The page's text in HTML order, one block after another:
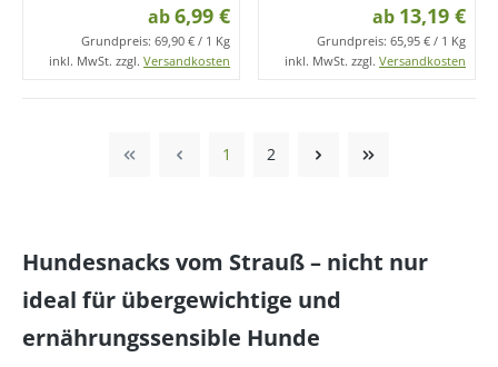
ab6,99 €
Grundpreis: 69,90 € / 1 Kg
inkl. MwSt. zzgl. Versandkosten
ab 13,19 €
Grundpreis: 65,95 € / 1 Kg
inkl. MwSt. zzgl. Versandkosten
1 2
Hundesnacks vom Strauß – nicht nur
ideal für übergewichtige und
ernährungssensible Hunde